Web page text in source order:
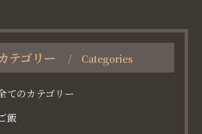
テゴリー Categories
てのカテゴリー
飯